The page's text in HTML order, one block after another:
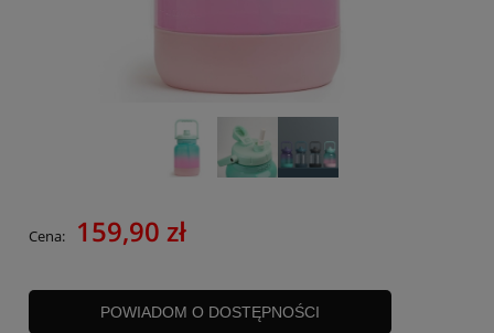
Cena: 159,90 zł
POWIADOM O DOSTĘPNOŚCI